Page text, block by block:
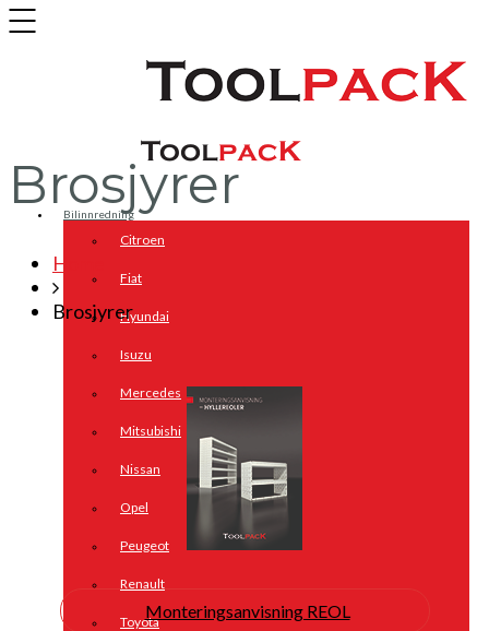
Bilinnredning
Citroen
Fiat
Hyundai
Isuzu
Mercedes
Mitsubishi
Nissan
Opel
Peugeot
Renault
Toyota
Brosjyrer
Home
Brosjyrer
Monteringsanvisning REOL